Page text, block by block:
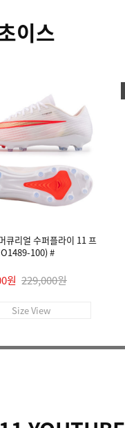
이스
큐리얼 수퍼플라이 11 프
100) #
원 229,000원
Size View